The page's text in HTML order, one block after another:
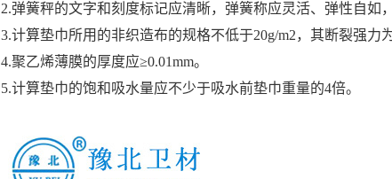
2.弹簧秤的文字和刻度标记应清晰，弹簧称应灵活、弹性自如
3.计算垫巾所用的非织造布的规格不低于20g/m2，其断裂强力
4.聚乙烯薄膜的厚度应≥0.01mm。
5.计算垫巾的饱和吸水量应不少于吸水前垫巾重量的4倍。